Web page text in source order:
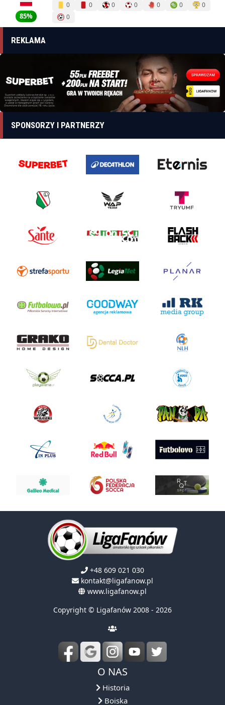
85%
0
0 0 0 0 0
0
0
REKLAMA
SPONSORZY I PARTNERZY
+48 609 021 030
kontakt@ligafanow.pl
www.ligafanow.pl
Copyright © Ligafanów 2008 - 2026
O NAS
Historia
Boiska